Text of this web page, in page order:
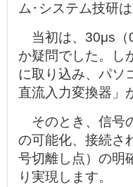
ム･システム技研
当初は、30μs（
か疑問でした。し
に取り込み、パソ
直流入力変換器」
そのとき、信号
の可能化、接続さ
号切離し点）の明
り実現します。